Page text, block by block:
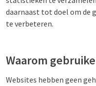
daarnaast tot doel om de
te verbeteren.
Waarom
Websites hebben geen